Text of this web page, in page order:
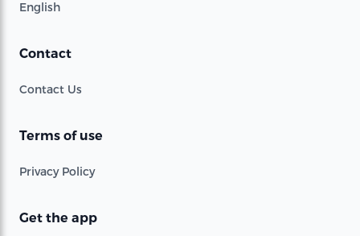
English
Contact
Contact Us
Terms of use
Privacy Policy
Get the app